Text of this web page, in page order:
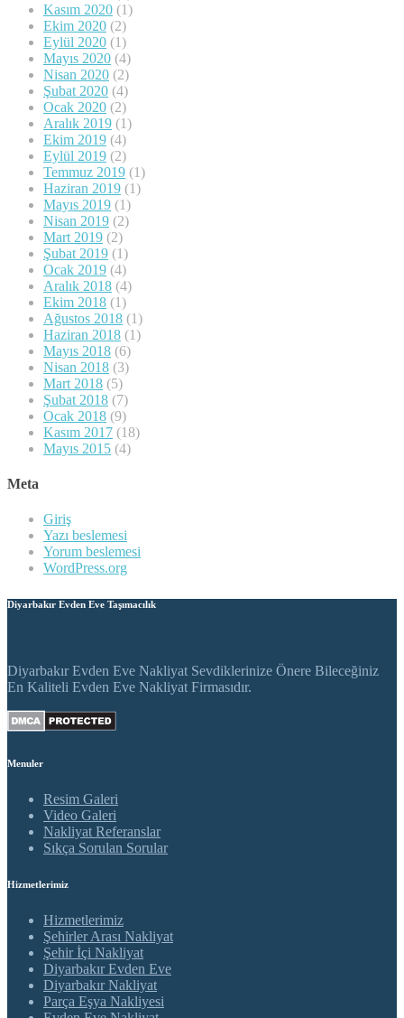
Kasım 2020 (1)
Ekim 2020 (2)
Eylül 2020 (1)
Mayıs 2020 (4)
Nisan 2020 (2)
Şubat 2020 (4)
Ocak 2020 (2)
Aralık 2019 (1)
Ekim 2019 (4)
Eylül 2019 (2)
Temmuz 2019 (1)
Haziran 2019 (1)
Mayıs 2019 (1)
Nisan 2019 (2)
Mart 2019 (2)
Şubat 2019 (1)
Ocak 2019 (4)
Aralık 2018 (4)
Ekim 2018 (1)
Ağustos 2018 (1)
Haziran 2018 (1)
Mayıs 2018 (6)
Nisan 2018 (3)
Mart 2018 (5)
Şubat 2018 (7)
Ocak 2018 (9)
Kasım 2017 (18)
Mayıs 2015 (4)
Meta
Giriş
Yazı beslemesi
Yorum beslemesi
WordPress.org
Diyarbakır Evden Eve Taşımacılık
Diyarbakır Evden Eve Nakliyat Sevdiklerinize Önere Bileceğiniz
En Kaliteli Evden Eve Nakliyat Firmasıdır.
Menuler
Resim Galeri
Video Galeri
Nakliyat Referanslar
Sıkça Sorulan Sorular
Hizmetlerimiz
Hizmetlerimiz
Şehirler Arası Nakliyat
Şehir İçi Nakliyat
Diyarbakır Evden Eve
Diyarbakır Nakliyat
Parça Eşya Nakliyesi